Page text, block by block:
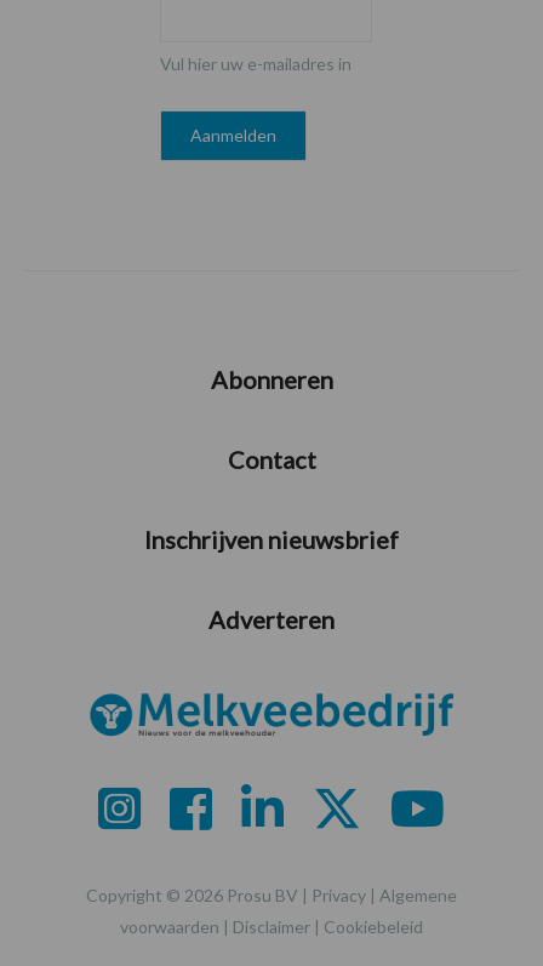
Vul hier uw e-mailadres in
Abonneren
Contact
Inschrijven nieuwsbrief
Adverteren
Copyright © 2026 Prosu BV | Privacy | Algemene
voorwaarden | Disclaimer | Cookiebeleid